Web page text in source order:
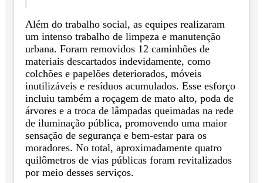
Além do trabalho social, as equipes realizaram
um intenso trabalho de limpeza e manutenção
urbana. Foram removidos 12 caminhões de
materiais descartados indevidamente, como
colchões e papelões deteriorados, móveis
inutilizáveis e resíduos acumulados. Esse esforço
incluiu também a roçagem de mato alto, poda de
árvores e a troca de lâmpadas queimadas na rede
de iluminação pública, promovendo uma maior
sensação de segurança e bem-estar para os
moradores. No total, aproximadamente quatro
quilômetros de vias públicas foram revitalizados
por meio desses serviços.